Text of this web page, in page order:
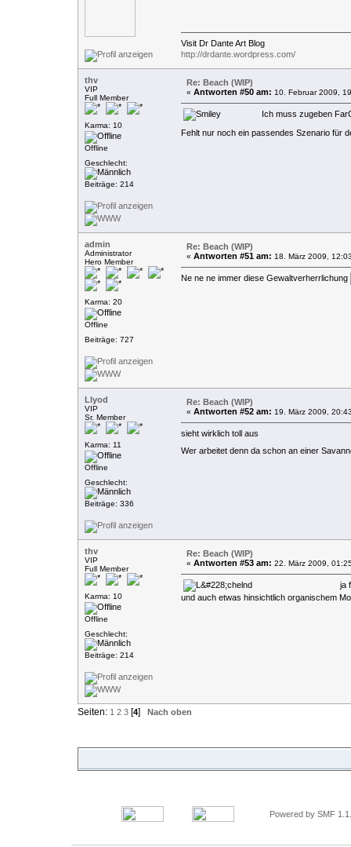
Visit Dr Dante Art Blog
http://drdante.wordpress.com/
thv
VIP
Full Member
Karma: 10
Offline
Geschlecht:
Beiträge: 214
Re: Beach (WIP)
« Antworten #50 am: 10. Februar 2009,
Ich muss zugeben
Fehlt nur noch ein passendes Szenario für
admin
Administrator
Hero Member
Karma: 20
Offline
Beiträge: 727
Re: Beach (WIP)
« Antworten #51 am: 18. März 2009,
Ne ne ne immer diese Gewaltverherrlichung
Llyod
VIP
Sr. Member
Karma: 11
Offline
Geschlecht:
Beiträge: 336
Re: Beach (WIP)
« Antworten #52 am: 19. März 2009,
sieht wirklich toll aus
Wer arbeitet denn da schon an einer
thv
VIP
Full Member
Karma: 10
Offline
Geschlecht:
Beiträge: 214
Re: Beach (WIP)
« Antworten #53 am: 22. März 2009,
ja
und auch etwas hinsichtlich organischem
Seiten: 1 2 3[4] Nach oben
Powered by SMF